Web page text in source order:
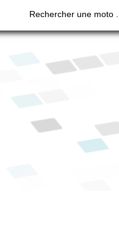
Rechercher une moto ...